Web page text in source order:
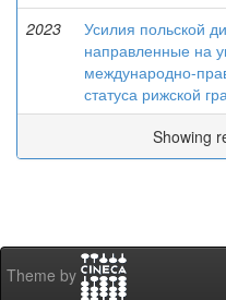
2023
Усилия польской
направленные на
международно-
статуса рижской
Showing
Theme by